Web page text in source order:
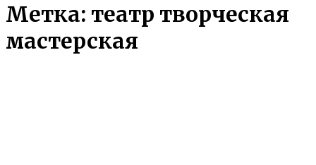
Метка: театр творческая
мастерская